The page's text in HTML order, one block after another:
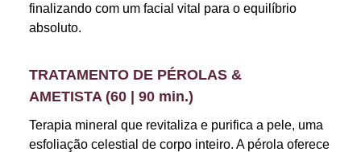
finalizando com um facial vital para o equilíbrio
absoluto.
TRATAMENTO DE PÉROLAS &
AMETISTA (60 | 90 min.)
Terapia mineral que revitaliza e purifica a pele, uma
esfoliação celestial de corpo inteiro. A pérola oferece